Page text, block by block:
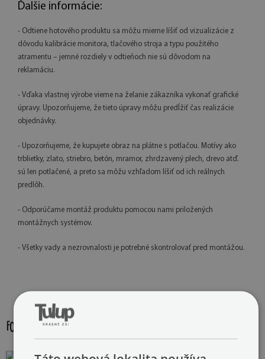
Ďalšie informácie:
- Odtiene hotového produktu sa môžu mierne líšiť od vizualizácie z
dôvodu kalibrácie monitora, tlačového stroja a typu použitého
atramentu – jemné rozdiely v odtieňoch nie sú dôvodom na
reklamáciu.
- Vďaka vlastnej výrobe vieme na želanie zákazníka vykonať grafické
úpravy. Upozorňujeme, že tieto úpravy môžu predĺžiť čas realizácie
objednávky.
- Upozorňujeme, že kupujete obraz na plátne s potlačou. Motívy ako
trblietky, zlato, striebro, betón, mramor, zhrdzavený plech, drevo atď.
sú len potlačené, a preto sa môžu vzhľadom líšiť od ich reálnych
predlôh.
- Odporúčame montáž produktu pomocou nami priložených
montážnych systémov.
- Všetky vady a nezrovnalosti je potrebné skontrolovať pred montážou.
FOTOGALÉRIA: